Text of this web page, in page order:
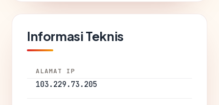
Informasi Teknis
ALAMAT IP
103.229.73.205